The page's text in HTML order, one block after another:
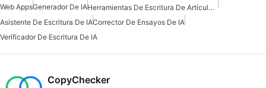
Web AppsGenerador De IA
Herramientas De Escritura De Artículos De IA
Asistente De Escritura De IACorrector De Ensayos De IA
Verificador De Escritura De IA
CopyChecker